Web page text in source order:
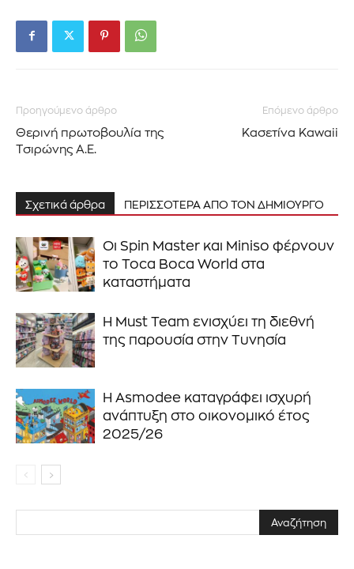
Προηγούμενο άρθρο
Θερινή πρωτοβουλία της
Τσιρώνης Α.Ε.
Επόμενο άρθρο
Κασετίνα Kawaii
Σχετικά άρθρα ΠΕΡΙΣΣΟΤΕΡΑ ΑΠΟ ΤΟΝ ΔΗΜΙΟΥΡΓΟ
Οι Spin Master και Miniso φέρνουν
το Toca Boca World στα
καταστήματα
Η Must Team ενισχύει τη διεθνή
της παρουσία στην Τυνησία
Η Asmodee καταγράφει ισχυρή
ανάπτυξη στο οικονομικό έτος
2025/26